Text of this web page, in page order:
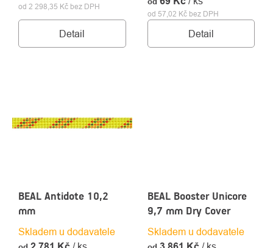
od 2 298,35 Kč bez DPH
Detail
od 57,02 Kč bez DPH
Detail
BEAL Antidote 10,2
mm
Skladem u dodavatele
BEAL Booster Unicore
9,7 mm Dry Cover
Skladem u dodavatele